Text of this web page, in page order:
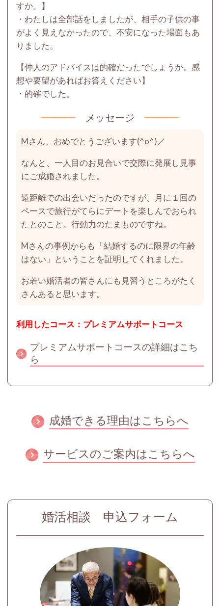
すか。】
・わたしは全部話をしましたが、相手の子供の事
がよく見えなかったので、不安になった場面もあ
りました。
【仲人のアドバイスは的確だったでしょうか。感
想や要望があればお答えください】
・的確でした。
メッセージ
Mさん、おめでとうございます(^o^)／
なんと、一人目のお見合いで交際に発展し見事
にご成婚されました。
遠距離での出会いだったのですが、月に１回の
ペースで旅行がてらにデートを楽しんでおられ
たとのこと。行動力のたまものですね。
Mさんの事例からも「結婚するのに限界の年齢
はない」ということを証明してくれました。
お若い婚活者の皆さんにも見習うところがたく
さんあると思います。
利用したコース：プレミアムサポートコース
プレミアムサポートコースの詳細はこち
ら
成婚できる理由はこちらへ
サービスのご案内はこちらへ
婚活相談 申込フォーム